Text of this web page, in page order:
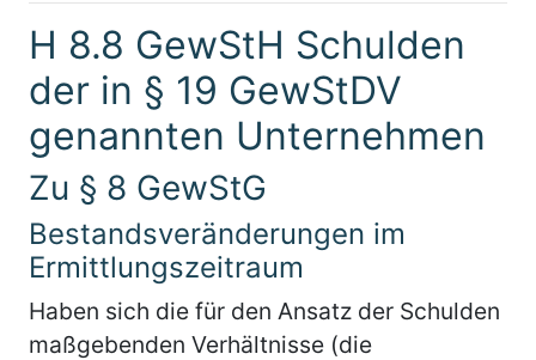
H 8.8 GewStH Schulden
der in § 19 GewStDV
genannten Unternehmen
Zu § 8 GewStG
Bestandsveränderungen im
Ermittlungszeitraum
Haben sich die für den Ansatz der Schulden
maßgebenden Verhältnisse (die